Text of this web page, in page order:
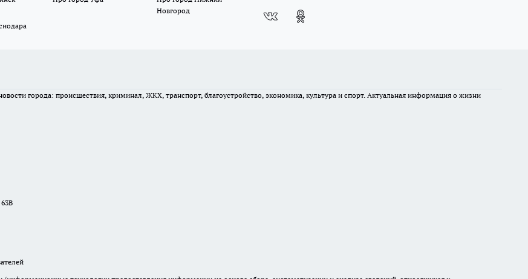
Новгород
города: происшествия, криминал, ЖКХ, транспорт, благоустройство, экономика, культура и спорт. Актуальная информация о жизни